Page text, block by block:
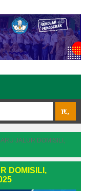
JALUR DOMISILI,
DOMISILI,